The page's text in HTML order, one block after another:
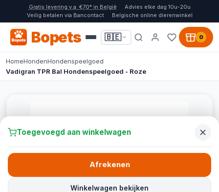
Gratis levering v.a. €70* in België
Advies elke dag 10u-20u
Veilig betalen via Bancontact
Belgische online dierenwinkel
Bopets 🇧🇪 0
HomeHondenHondenspeelgoed
Vadigran TPR Bal Hondenspeelgoed - Roze
Toegevoegd aan winkelwagen
Winkelwagen bekijken
Afrekenen